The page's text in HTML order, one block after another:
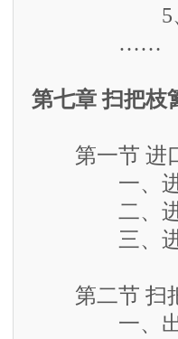
5、企业
……
第七章 扫把枝
第一节 进
一、进口
二、进口
三、进口
第二节 扫把
一、出口